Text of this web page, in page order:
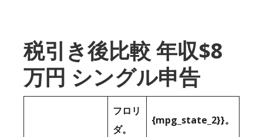
税引き後比較 年収$8
万円 シングル申告
フロリ
ダ。
{mpg_state_2}}。